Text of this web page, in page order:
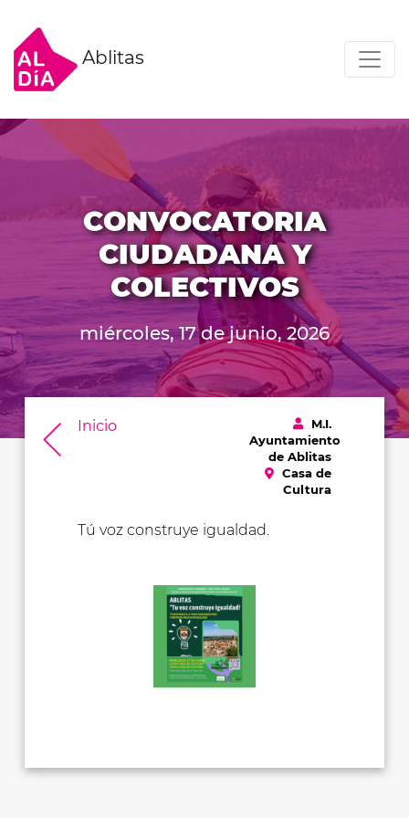
Ablitas
CONVOCATORIA
CIUDADANA Y
COLECTIVOS
miércoles, 17 de junio, 2026
Inicio
M.I.
Ayuntamiento
de Ablitas
Casa de
Cultura
Tú voz construye igualdad.